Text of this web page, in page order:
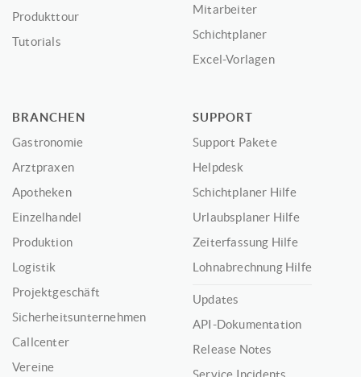
Produkttour
Tutorials
Mitarbeiter
Schichtplaner
Excel-Vorlagen
BRANCHEN
Gastronomie
Arztpraxen
Apotheken
Einzelhandel
Produktion
Logistik
Projektgeschäft
Sicherheitsunternehmen
Callcenter
Vereine
SUPPORT
Support Pakete
Helpdesk
Schichtplaner Hilfe
Urlaubsplaner Hilfe
Zeiterfassung Hilfe
Lohnabrechnung Hilfe
Updates
API-Dokumentation
Release Notes
Service Incidents